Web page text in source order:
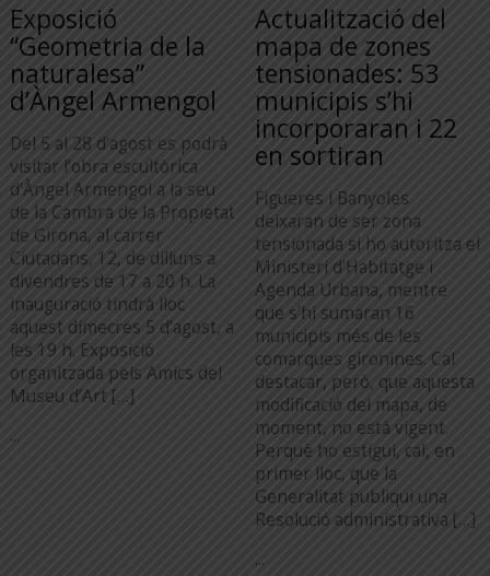
Exposició
“Geometria de la
naturalesa”
d’Àngel Armengol
Del 5 al 28 d’agost es podrà
visitar l’obra escultòrica
d’Àngel Armengol a la seu
de la Cambra de la Propietat
de Girona, al carrer
Ciutadans, 12, de dilluns a
divendres de 17 a 20 h. La
inauguració tindrà lloc
aquest dimecres 5 d’agost, a
les 19 h. Exposició
organitzada pels Amics del
Museu d’Art […]
...
Actualització del
mapa de zones
tensionades: 53
municipis s’hi
incorporaran i 22
en sortiran
Figueres i Banyoles
deixaran de ser zona
tensionada si ho autoritza el
Ministeri d’Habitatge i
Agenda Urbana, mentre
que s’hi sumaran 16
municipis més de les
comarques gironines. Cal
destacar, però, que aquesta
modificació del mapa, de
moment, no està vigent.
Perquè ho estigui, cal, en
primer lloc, que la
Generalitat publiqui una
Resolució administrativa […]
...